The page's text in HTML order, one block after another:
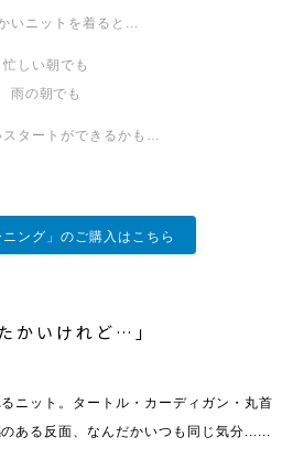
いニットを着ると...
忙しい朝でも
雨の朝でも
スタートができるかも…
ニング」のご購入はこちら
かいけれど…」
ニット。タートル・カーディガン・丸首
ある反面、なんだかいつも同じ気分......